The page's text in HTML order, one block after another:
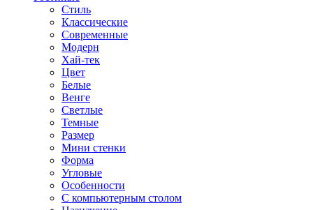
Стиль
Классические
Современные
Модерн
Хай-тек
Цвет
Белые
Венге
Светлые
Темные
Размер
Мини стенки
Форма
Угловые
Особенности
С компьютерным столом